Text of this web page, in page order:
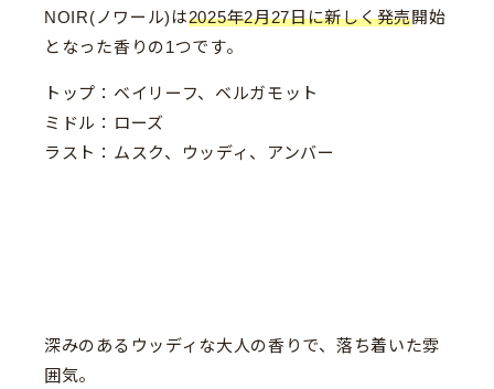
NOIR(ノワール)は2025年2月27日に新しく発売開始
となった香りの1つです。
トップ：ベイリーフ、ベルガモット
ミドル：ローズ
ラスト：ムスク、ウッディ、アンバー
深みのあるウッディな大人の香りで、落ち着いた雰
囲気。